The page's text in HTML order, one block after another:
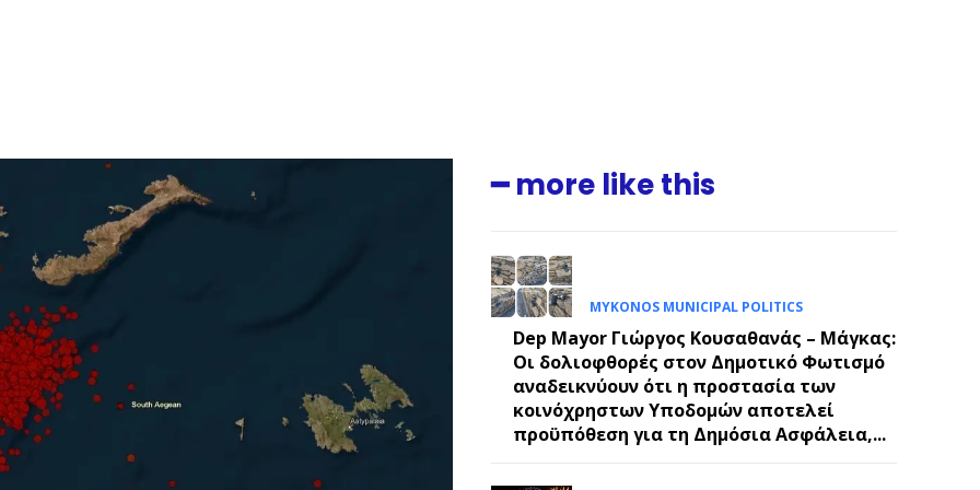
━ more like this
MYKONOS MUNICIPAL POLITICS
Dep Mayor Γιώργος Κουσαθανάς – Μάγκας:
Οι δολιοφθορές στον Δημοτικό Φωτισμό
αναδεικνύουν ότι η προστασία των
κοινόχρηστων Υποδομών αποτελεί
προϋπόθεση για τη Δημόσια Ασφάλεια,...